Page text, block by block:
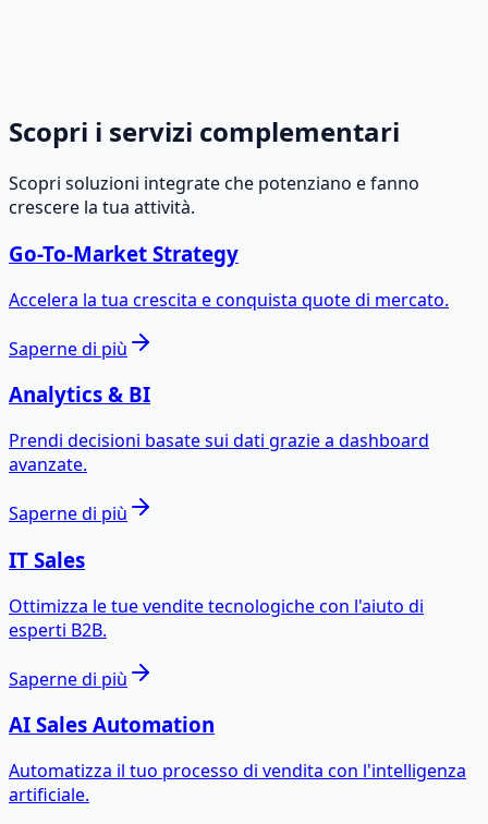
Scopri i servizi complementari
Scopri soluzioni integrate che potenziano e fanno
crescere la tua attività.
Go-To-Market Strategy
Accelera la tua crescita e conquista quote di mercato.
Saperne di più
Analytics & BI
Prendi decisioni basate sui dati grazie a dashboard
avanzate.
Saperne di più
IT Sales
Ottimizza le tue vendite tecnologiche con l'aiuto di
esperti B2B.
Saperne di più
AI Sales Automation
Automatizza il tuo processo di vendita con l'intelligenza
artificiale.